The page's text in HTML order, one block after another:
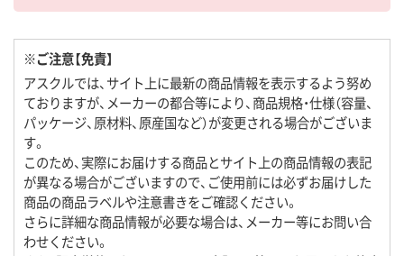
※ご注意【免責】
アスクルでは、サイト上に最新の商品情報を表示するよう努め
ておりますが、メーカーの都合等により、商品規格・仕様（容量、
パッケージ、原材料、原産国など）が変更される場合がございま
す。
このため、実際にお届けする商品とサイト上の商品情報の表記
が異なる場合がございますので、ご使用前には必ずお届けした
商品の商品ラベルや注意書きをご確認ください。
さらに詳細な商品情報が必要な場合は、メーカー等にお問い合
わせください。